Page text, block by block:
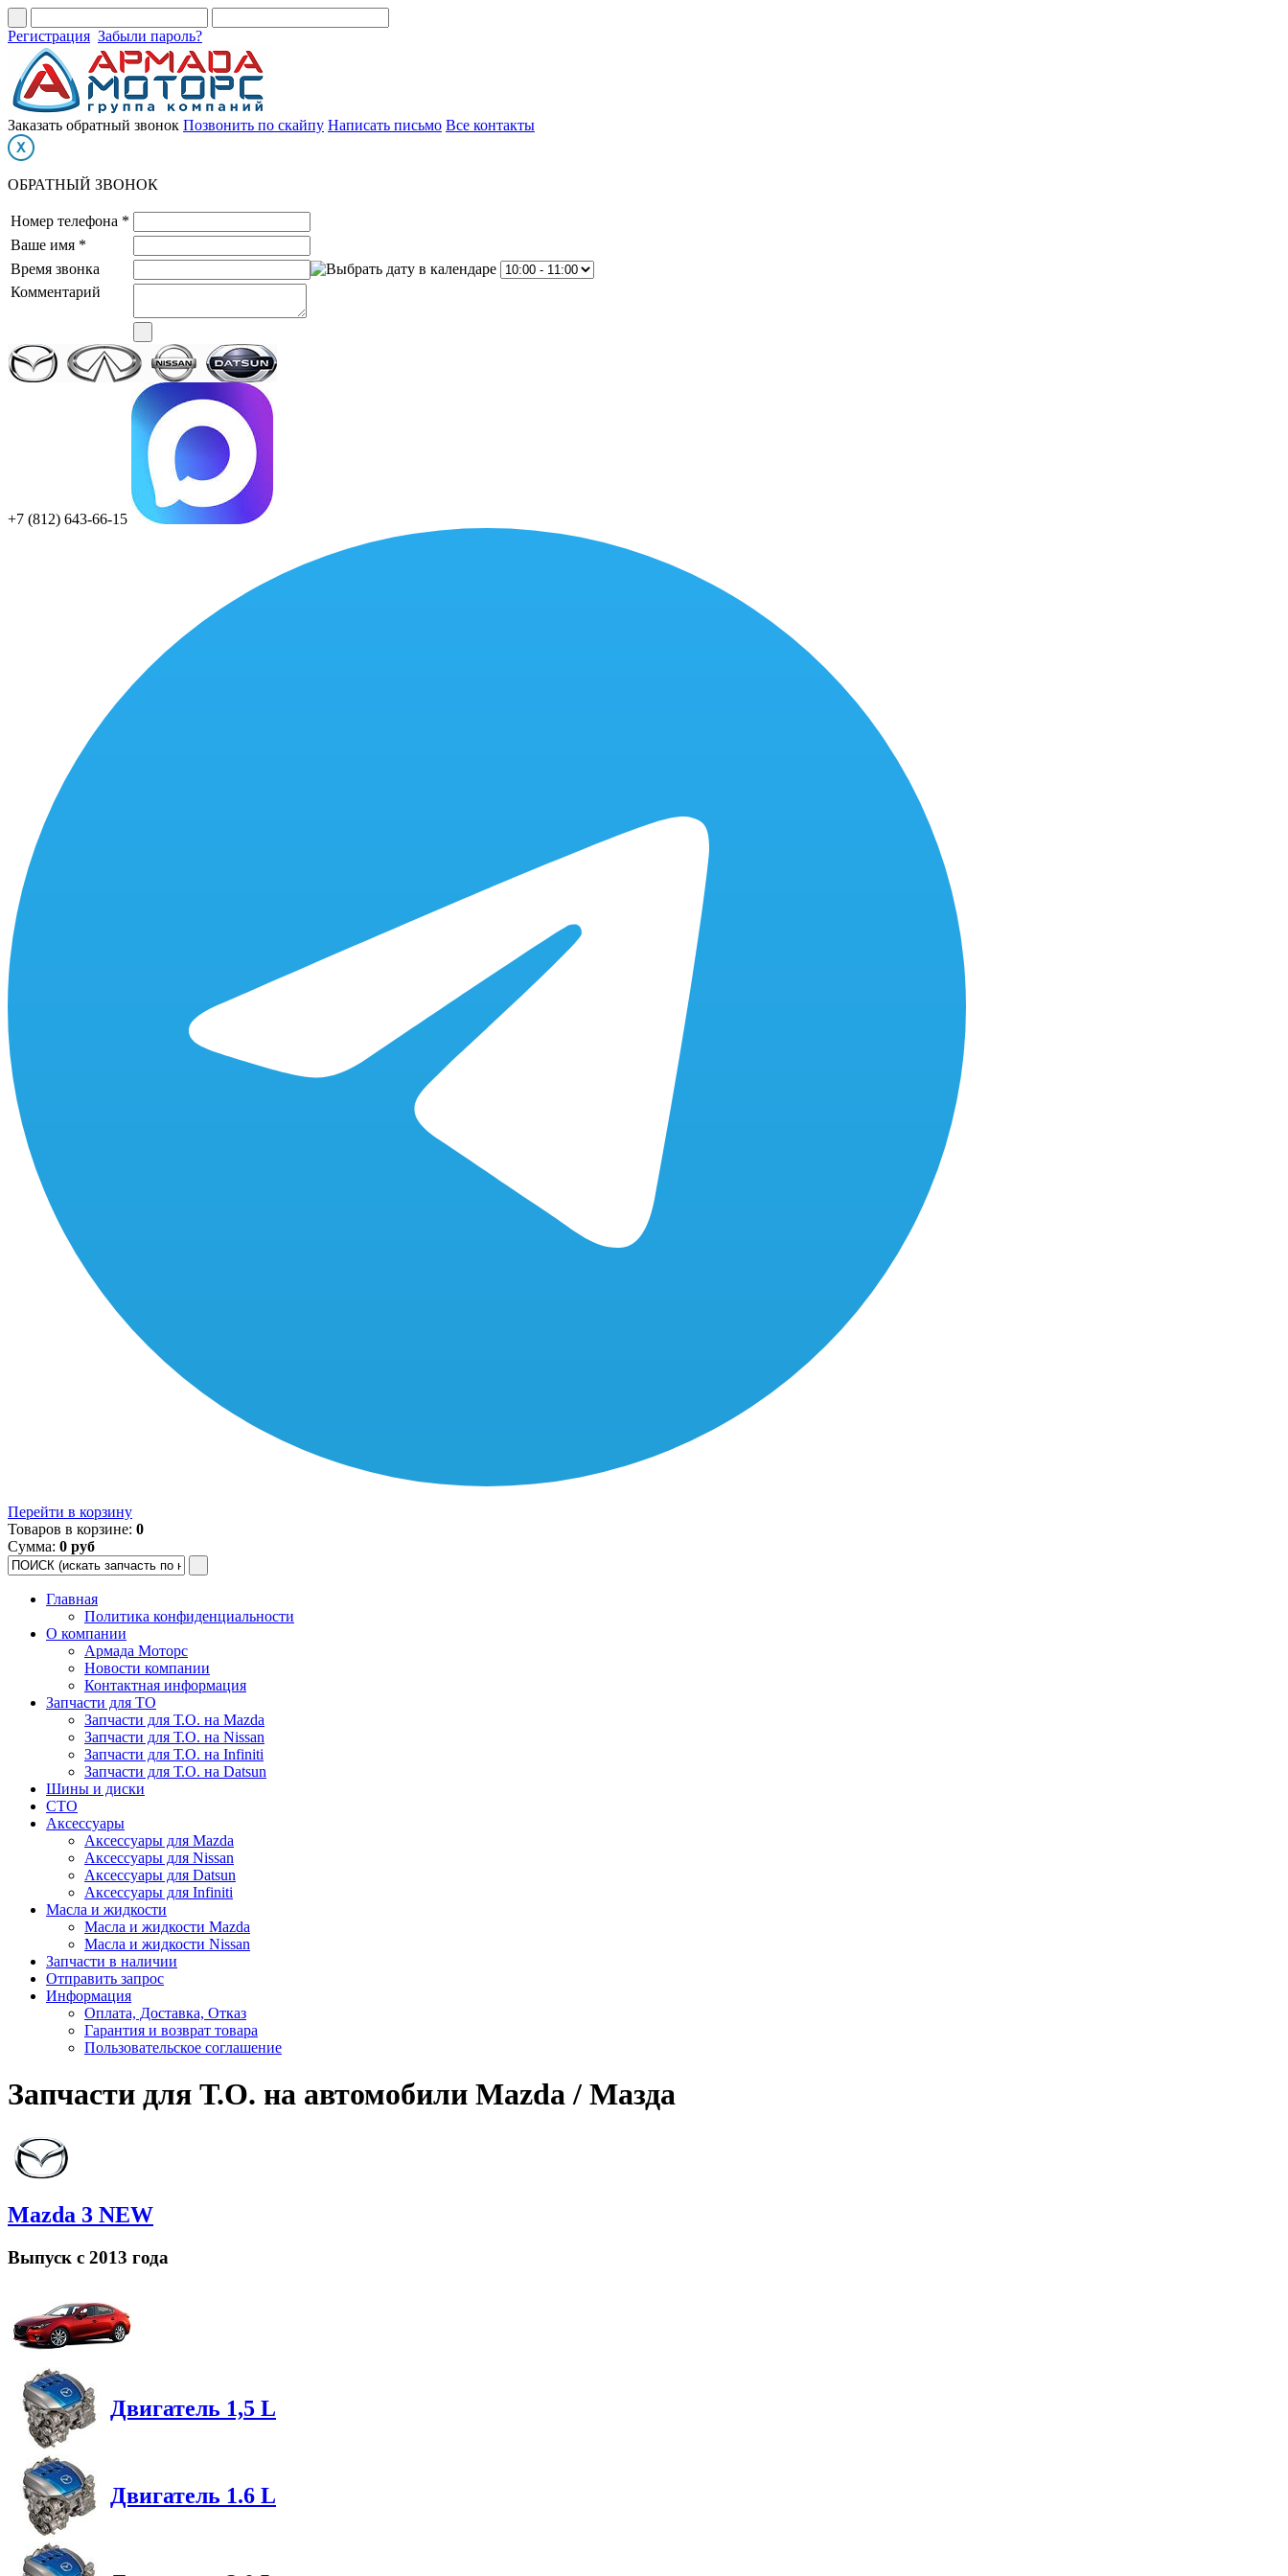
Регистрация Забыли пароль?
Заказать обратный звонок Позвонить по скайпу Написать письмо Все контакты
ОБРАТНЫЙ ЗВОНОК
Номер телефона *
Ваше имя *
Время звонка
Комментарий
+7 (812) 643-66-15
Перейти в корзину
Товаров в корзине: 0
Сумма: 0 руб
Главная
Политика конфиденциальности
О компании
Армада Моторс
Новости компании
Контактная информация
Запчасти для ТО
Запчасти для Т.О. на Mazda
Запчасти для Т.О. на Nissan
Запчасти для Т.О. на Infiniti
Запчасти для Т.О. на Datsun
Шины и диски
СТО
Аксессуары
Аксессуары для Mazda
Аксессуары для Nissan
Аксессуары для Datsun
Аксессуары для Infiniti
Масла и жидкости
Масла и жидкости Mazda
Масла и жидкости Nissan
Запчасти в наличии
Отправить запрос
Информация
Оплата, Доставка, Отказ
Гарантия и возврат товара
Пользовательское соглашение
Запчасти для Т.О. на автомобили Mazda / Мазда
Mazda 3 NEW
Выпуск с 2013 года
Двигатель 1,5 L
Двигатель 1.6 L